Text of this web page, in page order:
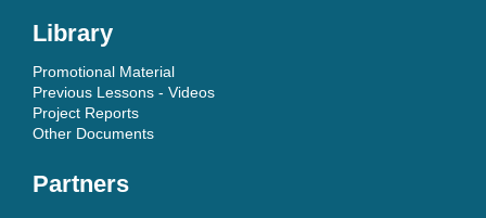
Library
Promotional Material
Previous Lessons - Videos
Project Reports
Other Documents
Partners